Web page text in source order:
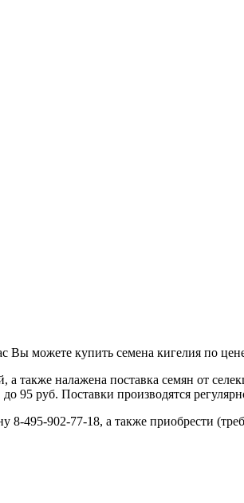
Вы можете купить семена кигелия по
также налажена поставка семян от
95 руб. Поставки производятся
495-902-77-18, а также приобрести